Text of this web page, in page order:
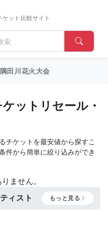
ット比較サイト
隅田川花火大会
ットリセール・
チケットを最安値から探すこ
件から簡単に絞り込みができ
ません。
ィスト もっと見る